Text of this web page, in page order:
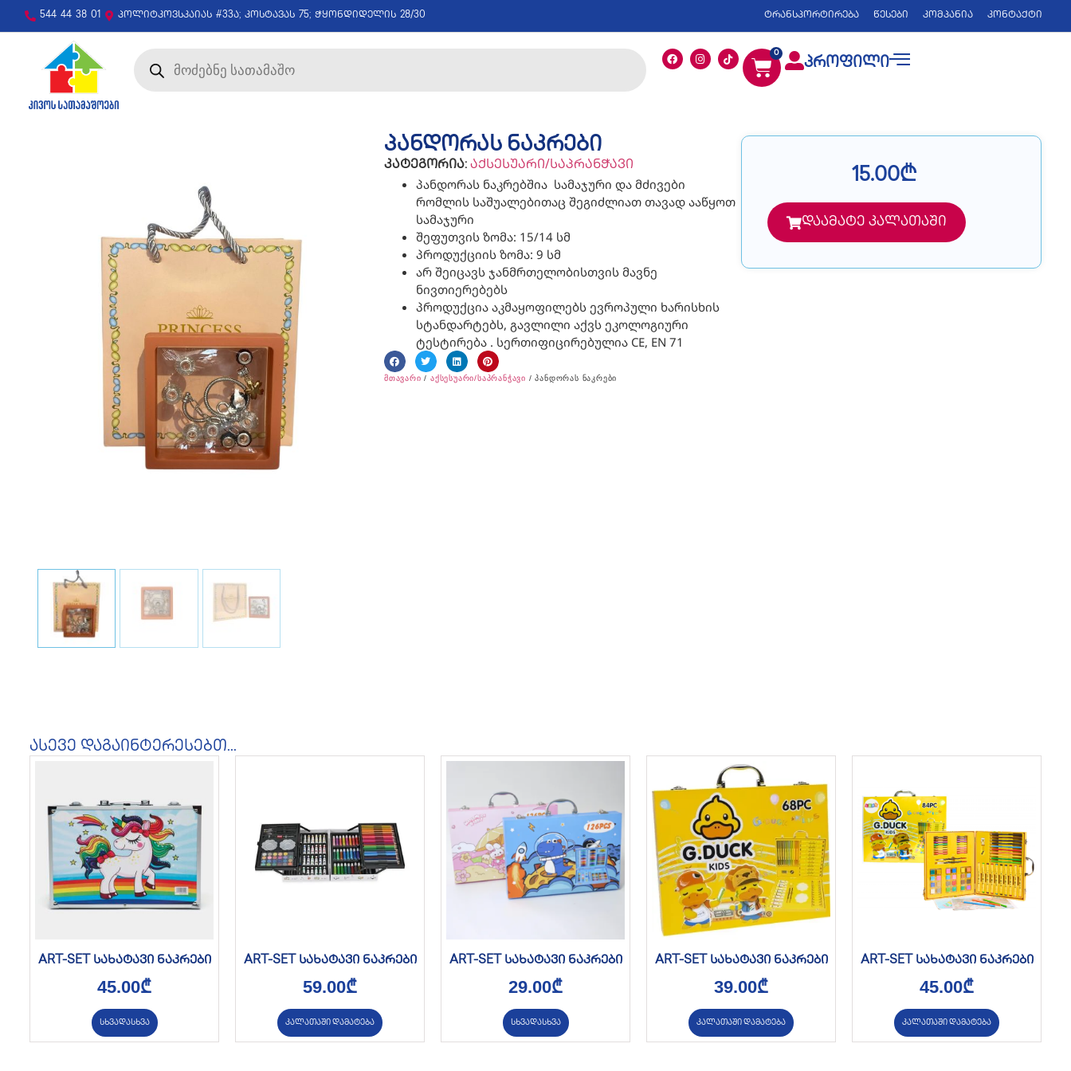
544 44 38 01 პოლიტკოვსკაიას #33ა; კოსტავას 75; ჭყონდიდელის 28/30 ტრანსპორტირება წესები კომპანია კონტაქტი
0
პროფილი
პანდორას ნაკრები
კატეგორია: აქსესუარი/საპრანჭავი
პანდორას ნაკრებშია სამაჯური და მძივები
რომლის საშუალებითაც შეგიძლიათ თავად ააწყოთ
სამაჯური
შეფუთვის ზომა: 15/14 სმ
პროდუქციის ზომა: 9 სმ
არ შეიცავს ჯანმრთელობისთვის მავნე
ნივთიერებებს
პროდუქცია აკმაყოფილებს ევროპული ხარისხის
სტანდარტებს, გავლილი აქვს ეკოლოგიური
ტესტირება . სერთიფიცირებულია CE, EN 71
მთავარი / აქსესუარი/საპრანჭავი / პანდორას ნაკრები
15.00₾
დაამატე კალათაში
ასევე დაგაინტერესებთ...
ART-SET სახატავი ნაკრები
45.00₾
სხვადასხვა
ART-SET სახატავი ნაკრები
59.00₾
კალათაში დამატება
ART-SET სახატავი ნაკრები
29.00₾
სხვადასხვა
ART-SET სახატავი ნაკრები
39.00₾
კალათაში დამატება
ART-SET სახატავი ნაკრები
45.00₾
კალათაში დამატება